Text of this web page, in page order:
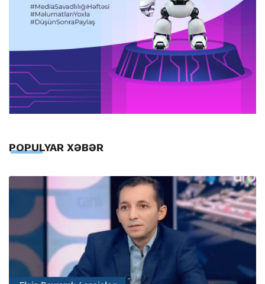
POPULYAR XƏBƏR